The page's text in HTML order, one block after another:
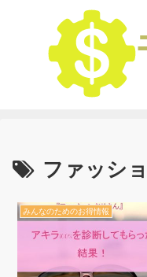
ファッシ
みんなのためのお得情報